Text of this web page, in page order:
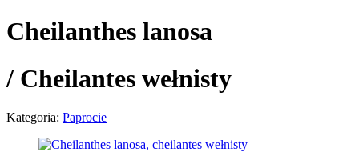
Cheilanthes lanosa
/ Cheilantes wełnisty
Kategoria: Paprocie